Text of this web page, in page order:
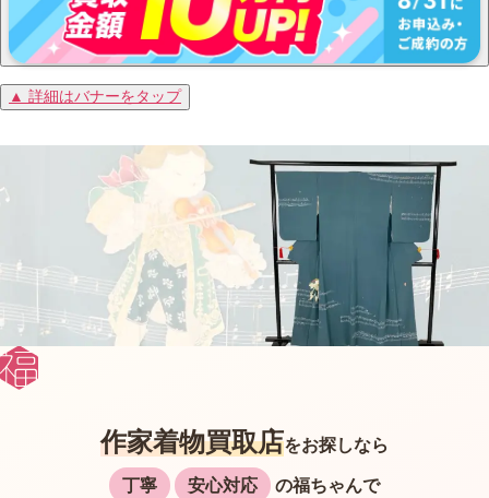
▲ 詳細はバナーをタップ
作家着物買取店をお探しなら
丁寧 安心対応 の福ちゃんで